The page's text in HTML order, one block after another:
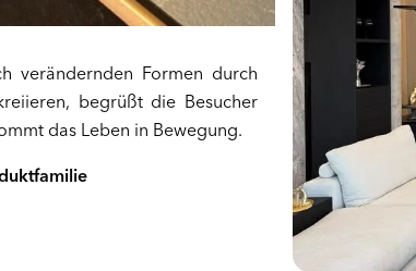
verändernden Formen durch
begrüßt die Besucher
das Leben in Bewegung.